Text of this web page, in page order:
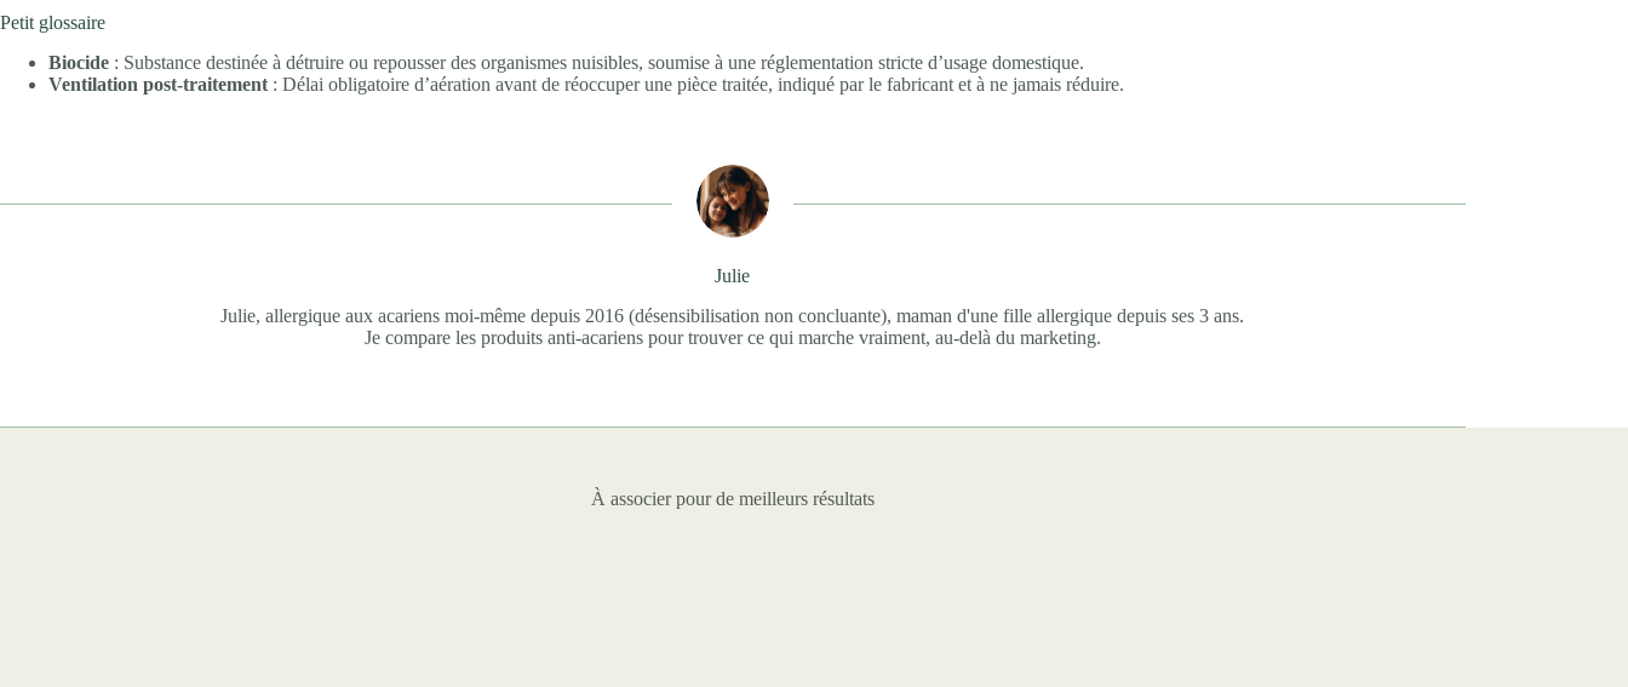
Petit glossaire
Biocide : Substance destinée à détruire ou repousser des organismes nuisibles, soumise à une réglementation stricte d’usage domestique.
Ventilation post-traitement : Délai obligatoire d’aération avant de réoccuper une pièce traitée, indiqué par le fabricant et à ne jamais réduire.
Julie
Julie, allergique aux acariens moi-même depuis 2016 (désensibilisation non concluante), maman d'une fille allergique depuis ses 3 ans.
Je compare les produits anti-acariens pour trouver ce qui marche vraiment, au-delà du marketing.
À associer pour de meilleurs résultats